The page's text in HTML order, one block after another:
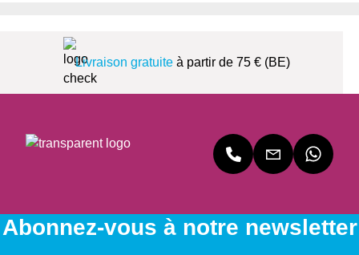
Livraison gratuiteà partir de 75 € (BE)
Abonnez-vous à notre newsletter